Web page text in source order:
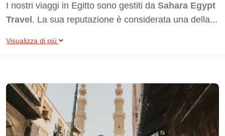
I nostri viaggi in Egitto sono gestiti da Sahara Egypt
Travel . La sua reputazione è considerata una della...
Visualizza di più